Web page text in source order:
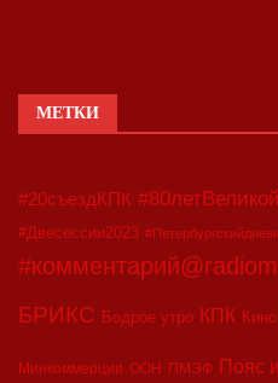
МЕТКИ
#20съездКПК
#Двесессии2023
БРИКС Бодрое утро КПК Кино
Минкоммерции ООН ПМЭФ Пояс